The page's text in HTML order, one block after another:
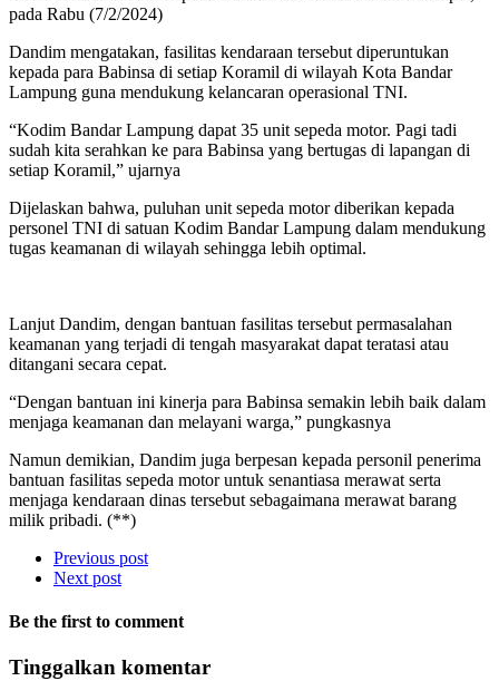
pada Rabu (7/2/2024)
Dandim mengatakan, fasilitas kendaraan tersebut diperuntukan
kepada para Babinsa di setiap Koramil di wilayah Kota Bandar
Lampung guna mendukung kelancaran operasional TNI.
“Kodim Bandar Lampung dapat 35 unit sepeda motor. Pagi tadi
sudah kita serahkan ke para Babinsa yang bertugas di lapangan di
setiap Koramil,” ujarnya
Dijelaskan bahwa, puluhan unit sepeda motor diberikan kepada
personel TNI di satuan Kodim Bandar Lampung dalam mendukung
tugas keamanan di wilayah sehingga lebih optimal.
Lanjut Dandim, dengan bantuan fasilitas tersebut permasalahan
keamanan yang terjadi di tengah masyarakat dapat teratasi atau
ditangani secara cepat.
“Dengan bantuan ini kinerja para Babinsa semakin lebih baik dalam
menjaga keamanan dan melayani warga,” pungkasnya
Namun demikian, Dandim juga berpesan kepada personil penerima
bantuan fasilitas sepeda motor untuk senantiasa merawat serta
menjaga kendaraan dinas tersebut sebagaimana merawat barang
milik pribadi. (**)
Previous post
Next post
Be the first to comment
Tinggalkan komentar